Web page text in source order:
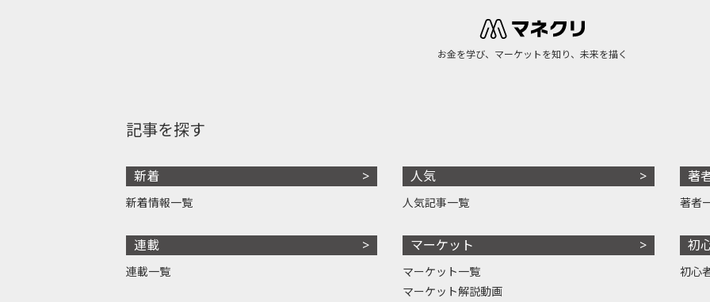
お金を学び、マーケットを知り、未来を描く
記事を探す
新着
新着情報一覧
連載
連載一覧
人気
人気記事一覧
マーケット
マーケット一覧
マーケット解説動画
著
著者
初
初心